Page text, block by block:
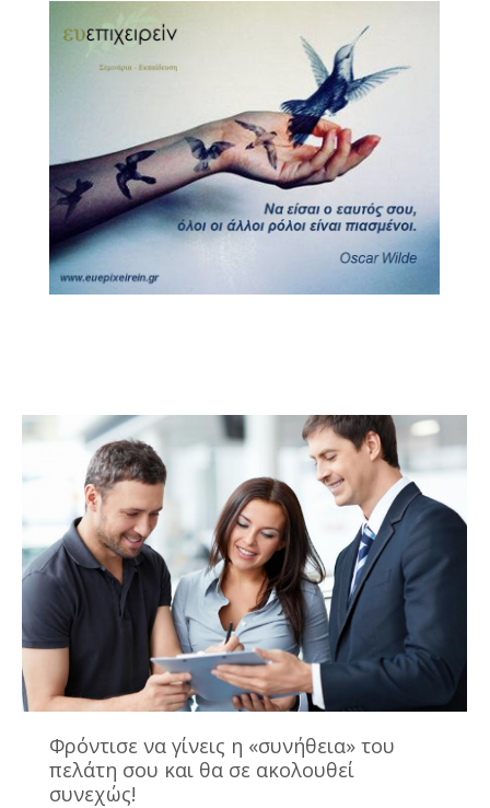
Φρόντισε να γίνεις η «συνήθεια» του
πελάτη σου και θα σε ακολουθεί
συνεχώς!